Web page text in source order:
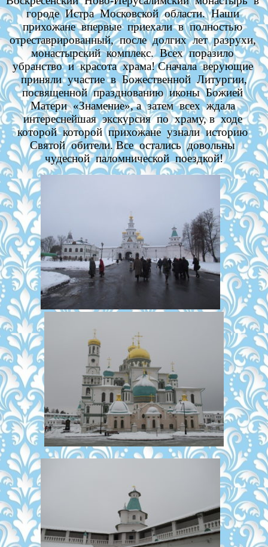
городе Истра Московской области. Наши
прихожане впервые приехали в полностью
отреставрированный, после долгих лет разрухи,
монастырский комплекс. Всех поразило
убранство и красота храма! Сначала верующие
приняли участие в Божественной Литургии,
посвященной празднованию иконы Божией
Матери «Знамение», а затем всех ждала
интереснейшая экскурсия по храму, в ходе
которой которой прихожане узнали историю
Святой обители. Все остались довольны
чудесной паломнической поездкой!